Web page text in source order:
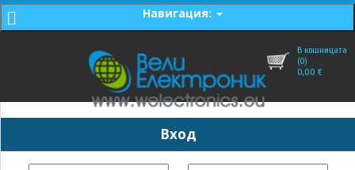
Навигация:
В кошницата
(0)
0,00 €
Вход